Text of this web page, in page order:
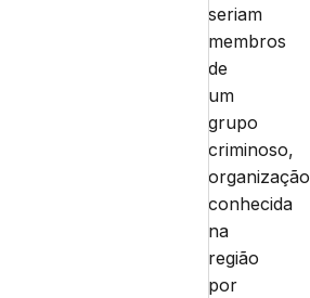
seriam
membros
de
um
grupo
criminoso,
organização
conhecida
na
região
por